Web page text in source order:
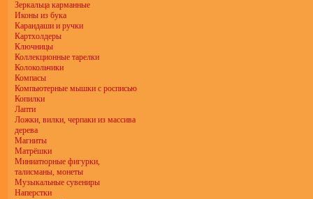
Зеркальца карманные
Иконы из бука
Карандаши и ручки
Картхолдеры
Ключницы
Коллекционные тарелки
Колокольчики
Компасы
Компьютерные мышки с росписью
Копилки
Лапти
Ложки, вилки, черпаки из массива
дерева
Магниты
Матрёшки
Миниатюрные фигурки,
талисманы, монеты
Музыкальные сувениры
Наперстки